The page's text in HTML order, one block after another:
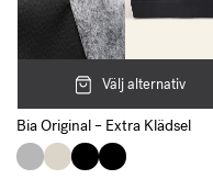
Välj alternativ
Bia Original – Extra Klädsel